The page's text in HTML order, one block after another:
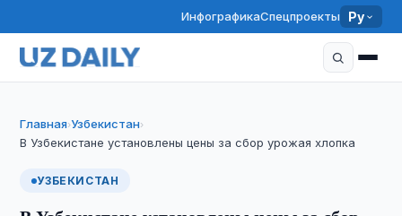
ИнфографикаСпецпроекты Ру
Главная›Узбекистан›
В Узбекистане установлены цены за сбор урожая хлопка
УЗБЕКИСТАН